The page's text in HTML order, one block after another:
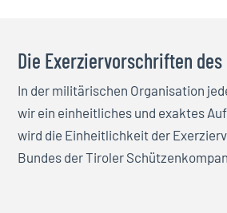
Die Exerziervorschriften des
In der militärischen Organisation
wir ein einheitliches und exaktes
wird die Einheitlichkeit der
Bundes der Tiroler